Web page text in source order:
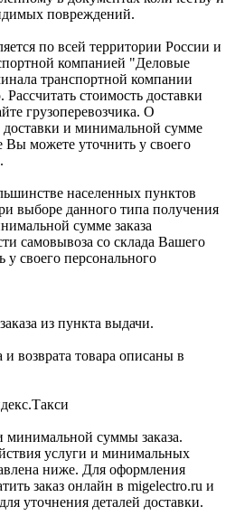
повреждений.
по всей территории России и
компанией "Деловые
транспортной компании
Рассчитать стоимость доставки
грузоперевозчика. О
доставки и минимальной сумме
Вы можете уточнить у своего
населенных пунктов
выборе данного типа получения
сумме заказа
самовывоза со склада Вашего
своего персонального
из пункта выдачи.
возврата товара описаны в
суммы заказа.
услуги и минимальных
ниже. Для оформления
заказ онлайн в migelectro.ru и
уточнения деталей доставки.